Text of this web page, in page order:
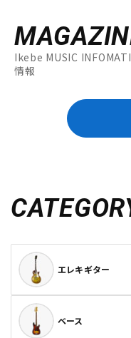
Ikebe MUSIC
情報
エレキギター
ベース